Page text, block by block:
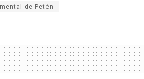
de Petén